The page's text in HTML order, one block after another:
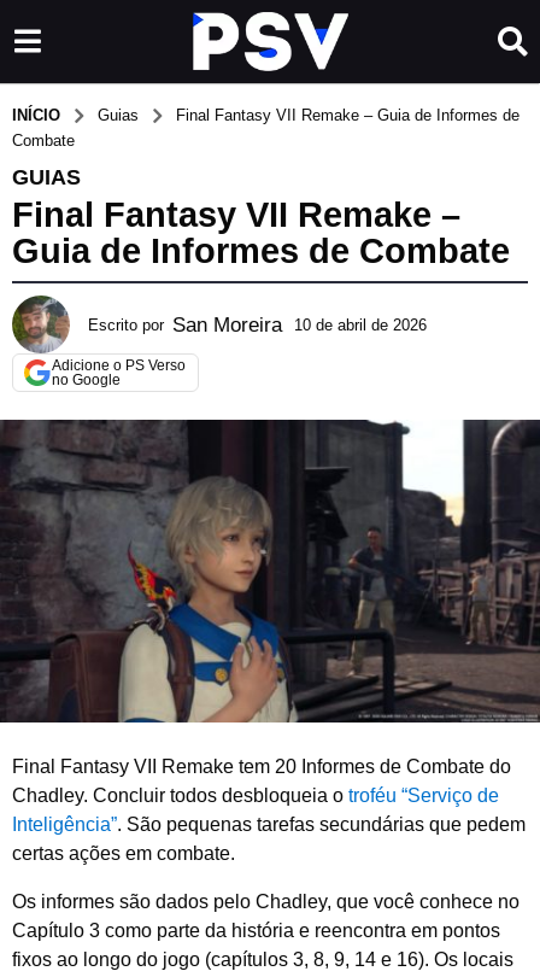
INÍCIO Guias
Final Fantasy VII Remake – Guia de Informes de
Combate
GUIAS
Final Fantasy VII Remake –
Guia de Informes de Combate
Escrito por San Moreira 10 de abril de 2026
0
2
Adicione o PS Verso
no Google
Final Fantasy VII Remake tem 20 Informes de Combate do
Chadley. Concluir todos desbloqueia o troféu “Serviço de
Inteligência”. São pequenas tarefas secundárias que pedem
certas ações em combate.
Os informes são dados pelo Chadley, que você conhece no
Capítulo 3 como parte da história e reencontra em pontos
fixos ao longo do jogo (capítulos 3, 8, 9, 14 e 16). Os locais